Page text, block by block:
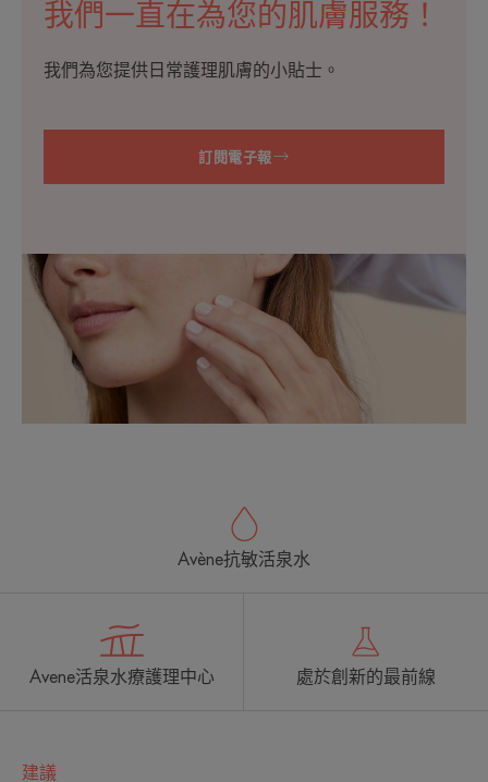
我們一直在為您的肌膚服務！
我們為您提供日常護理肌膚的小貼士。
訂閱電子報
Avène抗敏活泉水
Avene活泉水療護理中心 處於創新的最前線
建議